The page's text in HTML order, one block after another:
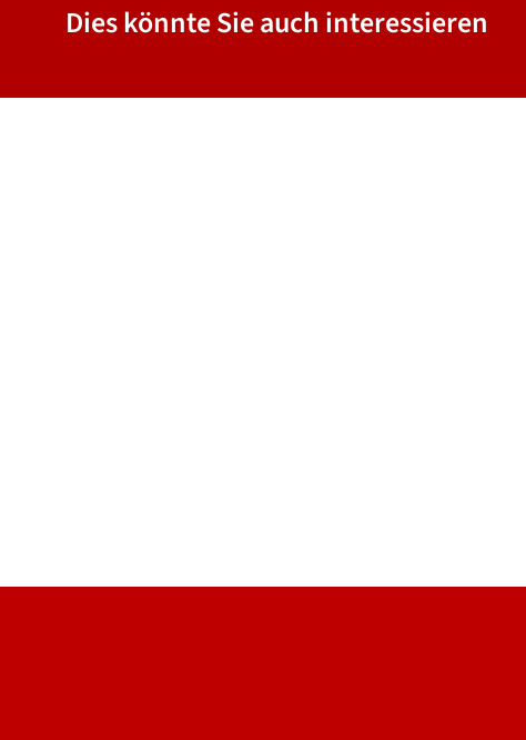
Dies könnte Sie auch interessieren